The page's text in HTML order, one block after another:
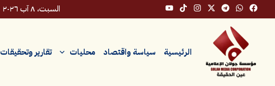
تخطي
إلى
السبت، ٨ آب ٢٠٢٦
الرئيسية سياسة واقتصاد محليات تقارير وتحقيقات